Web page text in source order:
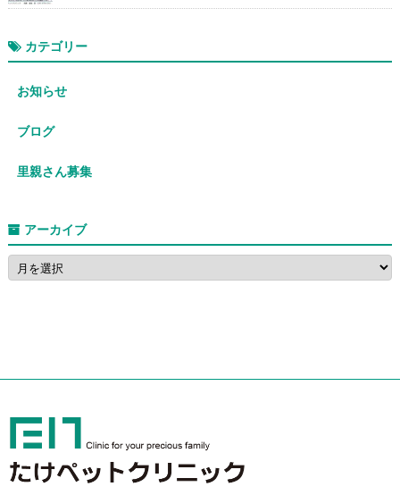
カテゴリー
お知らせ
ブログ
里親さん募集
アーカイブ